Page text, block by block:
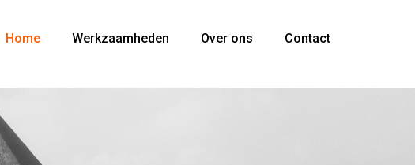
Home Werkzaamheden Over ons Contact